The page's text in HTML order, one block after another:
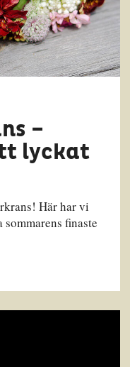
–
lyckat
Här har vi
finaste